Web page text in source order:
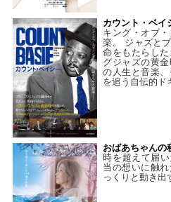
カウント・ベ
キング・オブ
楽。 ジャズと
命をもたらし
グジャズの黄
の人生と音楽
を追う自伝的ド
おばあちゃん
時を超えて届
当の想いに触
っくりと動き